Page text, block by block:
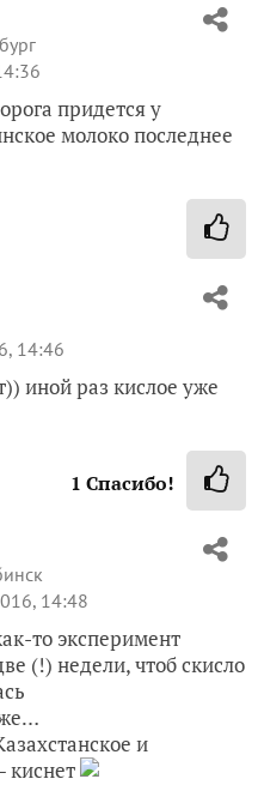
придется у
молоко последнее
14:46
иной раз кислое уже
1 Спасибо!
14:48
то эксперимент
(!) недели, чтоб скисло
и
киснет